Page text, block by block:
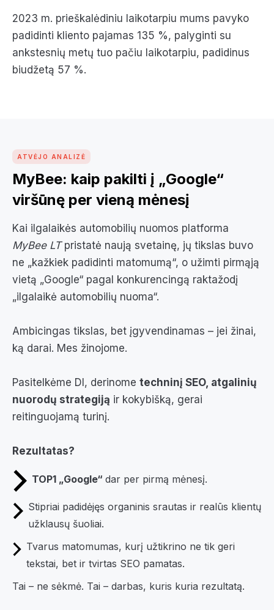
2023 m. prieškalėdiniu laikotarpiu mums pavyko
padidinti kliento pajamas 135 %, palyginti su
ankstesnių metų tuo pačiu laikotarpiu, padidinus
biudžetą 57 %.
ATVĖJO ANALIZĖ
MyBee: kaip pakilti į „Google“
viršūnę per vieną mėnesį
Kai ilgalaikės automobilių nuomos platforma
MyBee LTpristatė naują svetainę, jų tikslas buvo
ne „kažkiek padidinti matomumą“, o užimti pirmąją
vietą „Google“ pagal konkurencingą raktažodį
„ilgalaikė automobilių nuoma“.
Ambicingas tikslas, bet įgyvendinamas – jei žinai,
ką darai. Mes žinojome.
Pasitelkėme DI, derinome techninį SEO, atgalinių
nuorodų strategiją ir kokybišką, gerai
reitinguojamą turinį.
Rezultatas?
TOP1 „Google“ dar per pirmą mėnesį.
Stipriai padidėjęs organinis srautas ir realūs klientų
užklausų šuoliai.
Tvarus matomumas, kurį užtikrino ne tik geri
tekstai, bet ir tvirtas SEO pamatas.
Tai – ne sėkmė. Tai – darbas, kuris kuria rezultatą.